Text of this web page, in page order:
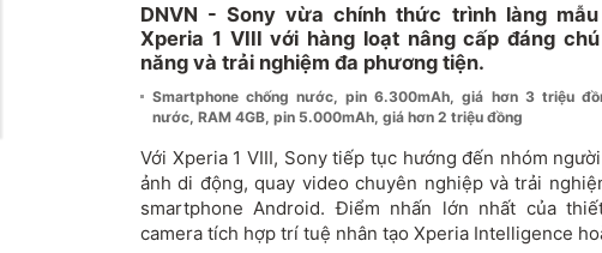
DNVN - Sony vừa chính thức trình làng
Xperia 1 VIII với hàng loạt nâng cấp đáng
năng và trải nghiệm đa phương tiện.
Smartphone chống nước, pin 6.300mAh, giá hơn 3 triệu
nước, RAM 4GB, pin 5.000mAh, giá hơn 2 triệu đồng
Với Xperia 1 VIII, Sony tiếp tục hướng đến nhóm
ảnh di động, quay video chuyên nghiệp và trải
smartphone Android. Điểm nhấn lớn nhất của
camera tích hợp trí tuệ nhân tạo Xperia Intelligence